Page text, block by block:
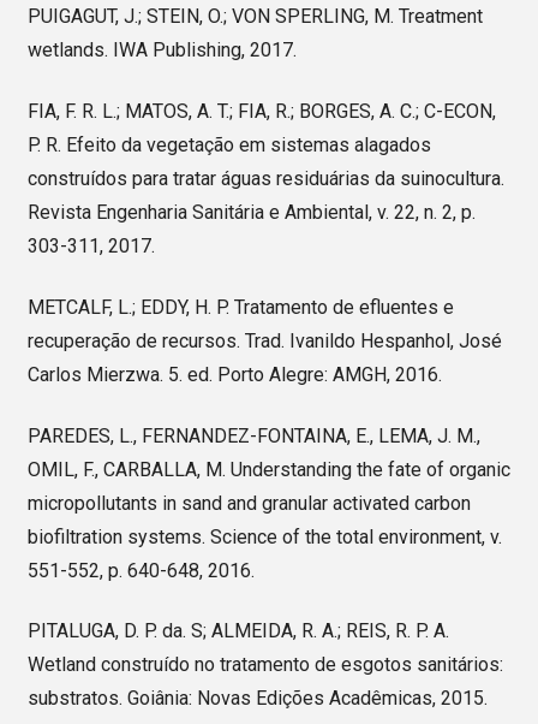
PUIGAGUT, J.; STEIN, O.; VON SPERLING, M. Treatment
wetlands. IWA Publishing, 2017.
FIA, F. R. L.; MATOS, A. T.; FIA, R.; BORGES, A. C.; C-ECON,
P. R. Efeito da vegetação em sistemas alagados
construídos para tratar águas residuárias da suinocultura.
Revista Engenharia Sanitária e Ambiental, v. 22, n. 2, p.
303-311, 2017.
METCALF, L.; EDDY, H. P. Tratamento de efluentes e
recuperação de recursos. Trad. Ivanildo Hespanhol, José
Carlos Mierzwa. 5. ed. Porto Alegre: AMGH, 2016.
PAREDES, L., FERNANDEZ-FONTAINA, E., LEMA, J. M.,
OMIL, F., CARBALLA, M. Understanding the fate of organic
micropollutants in sand and granular activated carbon
biofiltration systems. Science of the total environment, v.
551-552, p. 640-648, 2016.
PITALUGA, D. P. da. S; ALMEIDA, R. A.; REIS, R. P. A.
Wetland construído no tratamento de esgotos sanitários:
substratos. Goiânia: Novas Edições Acadêmicas, 2015.